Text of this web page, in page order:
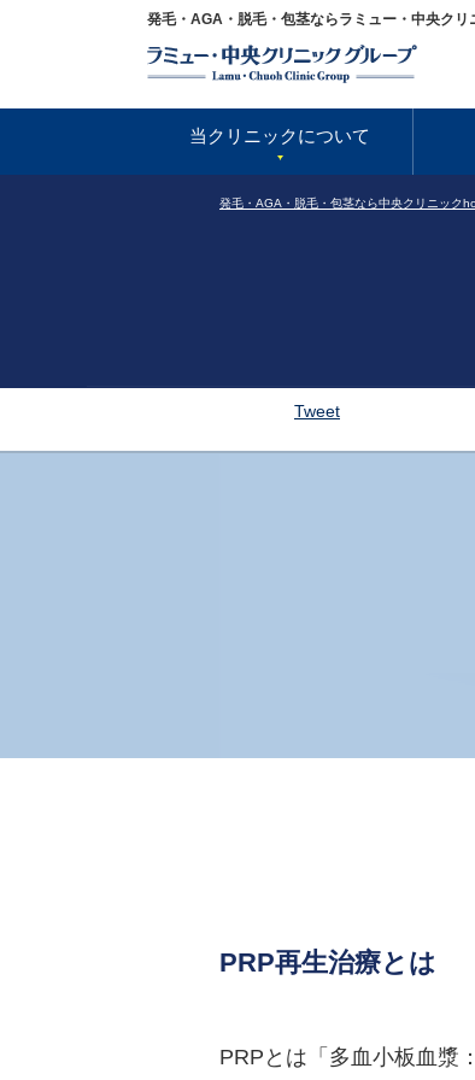
発毛・AGA・脱毛・包茎ならラミュー・中央クリ
当クリニックについて
発毛・AGA・脱毛・包茎なら中央クリニック
Tweet
PRP再生治療とは
PRPとは「多血小板血漿